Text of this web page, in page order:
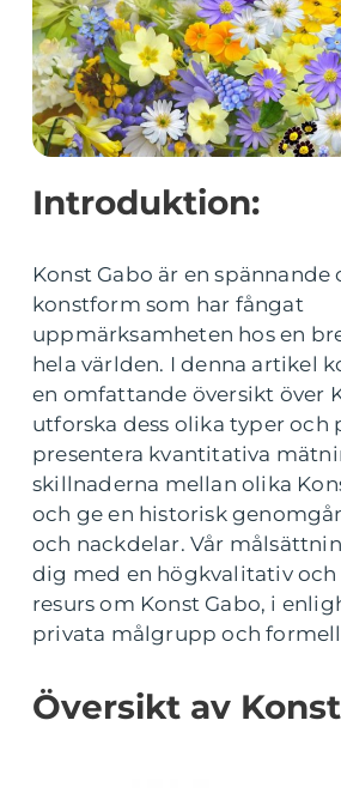
Introduktion:
Konst Gabo är en
konstform som har fångat
uppmärksamheten hos en
hela världen. I denna artikel
en omfattande översikt över
utforska dess olika typer och
presentera kvantitativa
skillnaderna mellan olika
och ge en historisk
och nackdelar. Vår
dig med en högkvalitativ
resurs om Konst Gabo, i
privata målgrupp och
Översikt av